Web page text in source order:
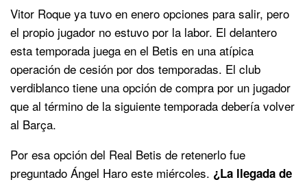
Vitor Roque ya tuvo en enero opciones para salir, pero
el propio jugador no estuvo por la labor. El delantero
esta temporada juega en el Betis en una atípica
operación de cesión por dos temporadas. El club
verdiblanco tiene una opción de compra por un jugador
que al término de la siguiente temporada debería volver
al Barça.
Por esa opción del Real Betis de retenerlo fue
preguntado Ángel Haro este miércoles. ¿La llegada de